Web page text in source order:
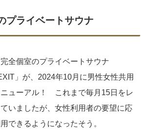
プライベートサウナ
全個室のプライベートサウナ
」が、2024年10月に男性女性共用
ューアル！ これまで毎月15日をレ
いましたが、女性利用者の要望に応
できるようになったそう。